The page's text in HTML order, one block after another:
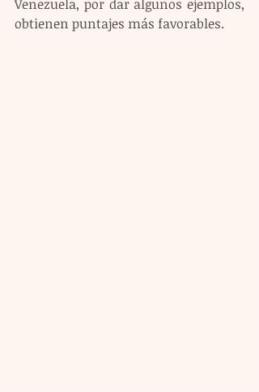
Venezuela, por dar algunos ejemplos,
obtienen puntajes más favorables.